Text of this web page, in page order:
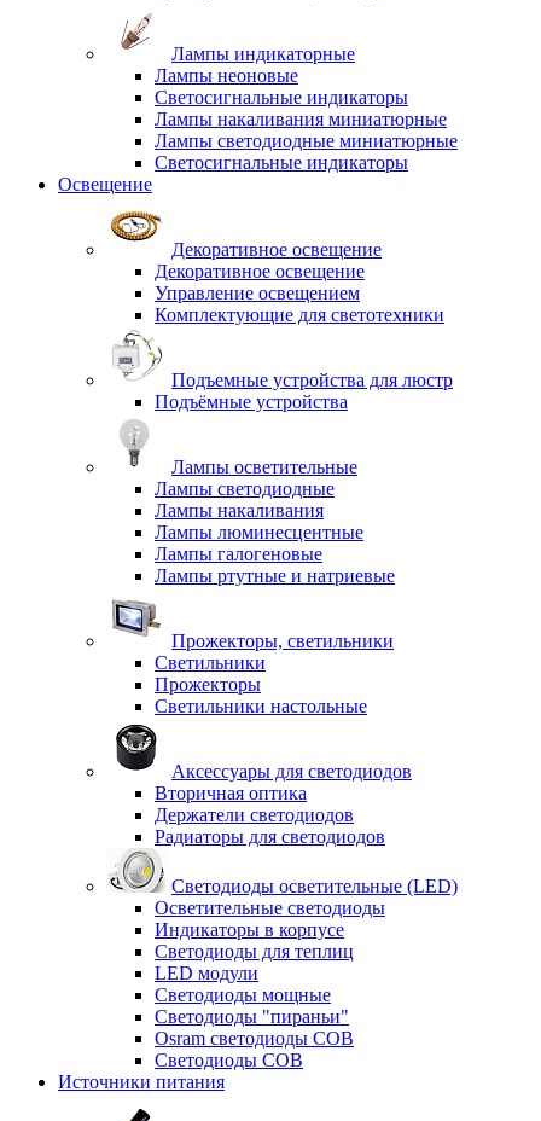
Лампы индикаторные
Лампы неоновые
Светосигнальные индикаторы
Лампы накаливания миниатюрные
Лампы светодиодные миниатюрные
Светосигнальные индикаторы
Освещение
Декоративное освещение
Декоративное освещение
Управление освещением
Комплектующие для светотехники
Подъемные устройства для люстр
Подъёмные устройства
Лампы осветительные
Лампы светодиодные
Лампы накаливания
Лампы люминесцентные
Лампы галогеновые
Лампы ртутные и натриевые
Прожекторы, светильники
Светильники
Прожекторы
Светильники настольные
Аксессуары для светодиодов
Вторичная оптика
Держатели светодиодов
Радиаторы для светодиодов
Светодиоды осветительные (LED)
Осветительные светодиоды
Индикаторы в корпусе
Светодиоды для теплиц
LED модули
Светодиоды мощные
Светодиоды "пираньи"
Osram светодиоды COB
Светодиоды COB
Источники питания